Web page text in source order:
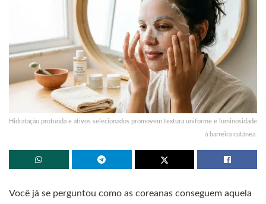
Hidratação profunda e ativos selecionados promovem textura uniforme e luminosidade
à barreira cutânea.
Você já se perguntou como as coreanas conseguem aquela